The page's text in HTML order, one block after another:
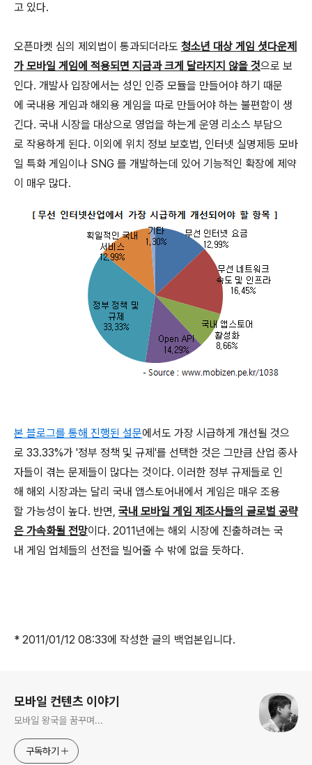
고 있다.
오픈마켓 심의 제외법이 통과되더라도 청소년 대상 게임 셧다운제
가 모바일 게임에 적용되면 지금과 크게 달라지지 않을 것으로 보
인다. 개발사 입장에서는 성인 인증 모듈을 만들어야 하기 때문
에 국내용 게임과 해외용 게임을 따로 만들어야 하는 불편함이 생
긴다. 국내 시장을 대상으로 영업을 하는게 운영 리소스 부담으
로 작용하게 된다. 이외에 위치 정보 보호법, 인터넷 실명제등 모바
일 특화 게임이나 SNG 를 개발하는데 있어 기능적인 확장에 제약
이 매우 많다.
본 블로그를 통해 진행된 설문에서도 가장 시급하게 개선될 것으
로 33.33%가 '정부 정책 및 규제'를 선택한 것은 그만큼 산업 종사
자들이 겪는 문제들이 많다는 것이다. 이러한 정부 규제들로 인
해 해외 시장과는 달리 국내 앱스토어내에서 게임은 매우 조용
할 가능성이 높다. 반면, 국내 모바일 게임 제조사들의 글로벌 공략
은 가속화될 전망이다. 2011년에는 해외 시장에 진출하려는 국
내 게임 업체들의 선전을 빌어줄 수 밖에 없을 듯하다.
* 2011/01/12 08:33에 작성한 글의 백업본입니다.
모바일 컨텐츠 이야기
모바일 왕국을 꿈꾸며...
구독하기